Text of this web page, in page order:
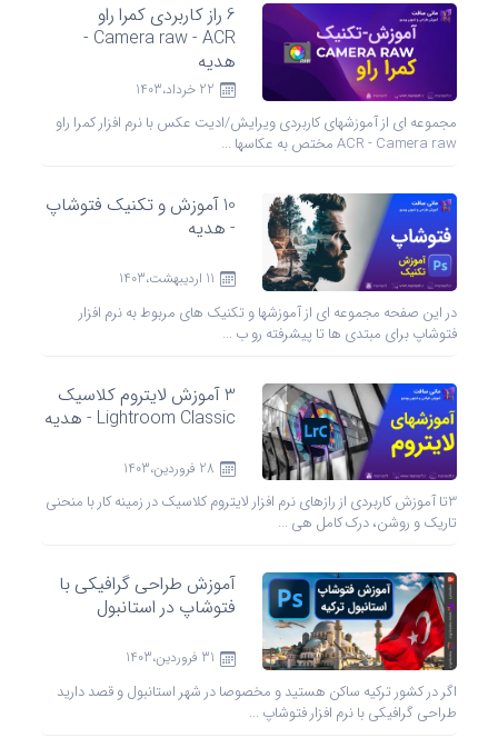
6 راز کاربردی کمرا راو
Camera raw - ACR -
هدیه
22 خرداد،1403
مجموعه ای از آموزشهای کاربردی ویرایش/ادیت عکس با نرم افزار کمرا راو
ACR - Camera raw مختص به عکاسها ...
10 آموزش و تکنیک فتوشاپ
- هدیه
11 ارديبهشت،1403
در این صفحه مجموعه ای از آموزشها و تکنیک های مربوط به نرم افزار
فتوشاپ برای مبتدی ها تا پیشرفته رو ب ...
3 آموزش لایتروم کلاسیک
Lightroom Classic - هدیه
28 فروردين،1403
3تا آموزش کاربردی از رازهای نرم افزار لایتروم کلاسیک در زمینه کار با منحنی
تاریک و روشن، درک کامل هی ...
آموزش طراحی گرافیکی با
فتوشاپ در استانبول
31 فروردين،1403
اگر در کشور ترکیه ساکن هستید و مخصوصا در شهر استانبول و قصد دارید
طراحی گرافیکی با نرم افزار فتوشاپ ...